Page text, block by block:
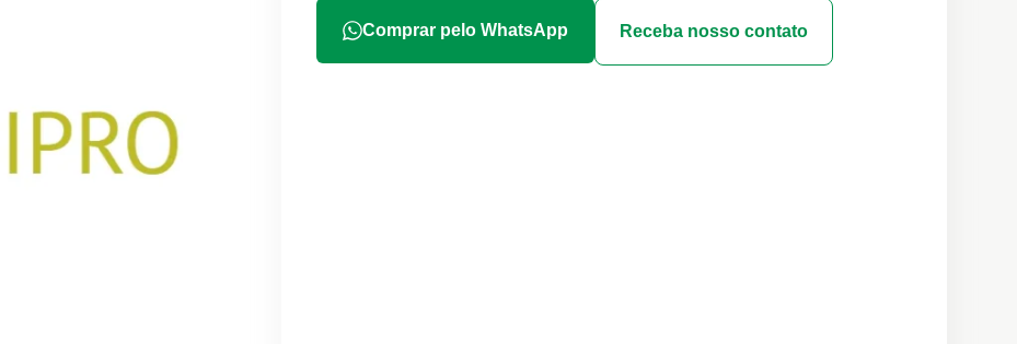
Comprar pelo WhatsApp Receba nosso contato